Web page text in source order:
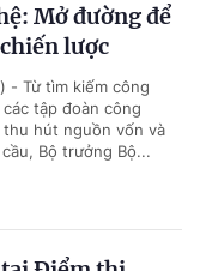
Mở đường để
lược
- Từ tìm kiếm công
tập đoàn công
hút nguồn vốn và
Bộ trưởng Bộ...